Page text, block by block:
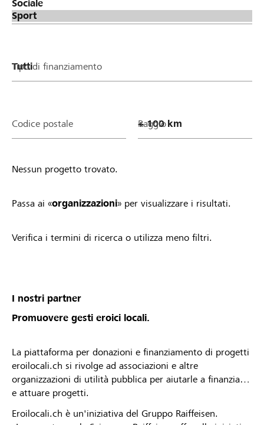
Tipo di finanziamento
Codice postale Raggio
Nessun progetto trovato.
Passa ai «organizzazioni» per visualizzare i risultati.
Verifica i termini di ricerca o utilizza meno filtri.
I nostri partner
Promuovere gesti eroici locali.
La piattaforma per donazioni e finanziamento di progetti
eroilocali.ch si rivolge ad associazioni e altre
organizzazioni di utilità pubblica per aiutarle a finanziare
e attuare progetti.
Eroilocali.ch è un'iniziativa del Gruppo Raiffeisen.